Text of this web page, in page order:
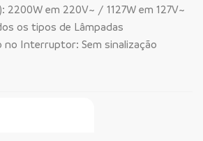
2200W em 220V~ / 1127W em 127V~
os tipos de Lâmpadas
no Interruptor: Sem sinalização